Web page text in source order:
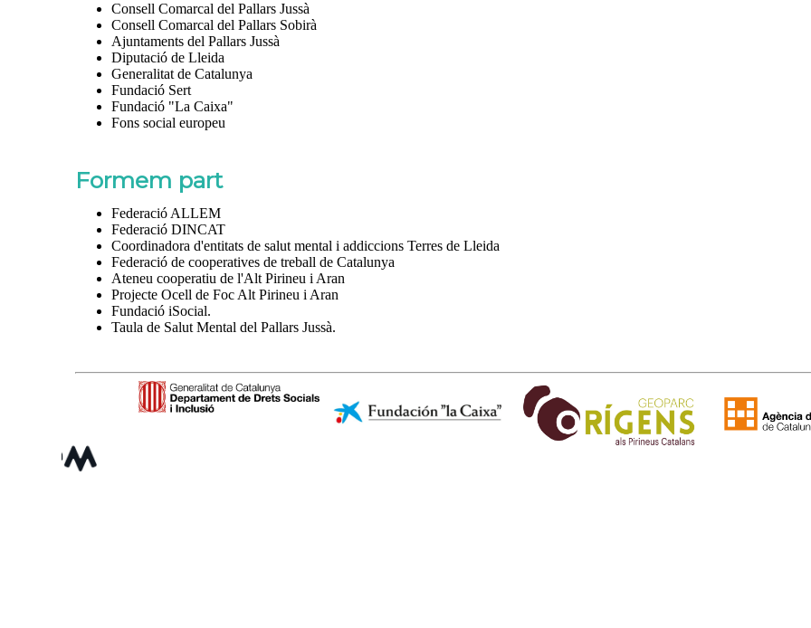
Consell Comarcal del Pallars Jussà
Consell Comarcal del Pallars Sobirà
Ajuntaments del Pallars Jussà
Diputació de Lleida
Generalitat de Catalunya
Fundació Sert
Fundació "La Caixa"
Fons social europeu
Formem part
Federació ALLEM
Federació DINCAT
Coordinadora d'entitats de salut mental i addiccions Terres de Lleida
Federació de cooperatives de treball de Catalunya
Ateneu cooperatiu de l'Alt Pirineu i Aran
Projecte Ocell de Foc Alt Pirineu i Aran
Fundació iSocial.
Taula de Salut Mental del Pallars Jussà.